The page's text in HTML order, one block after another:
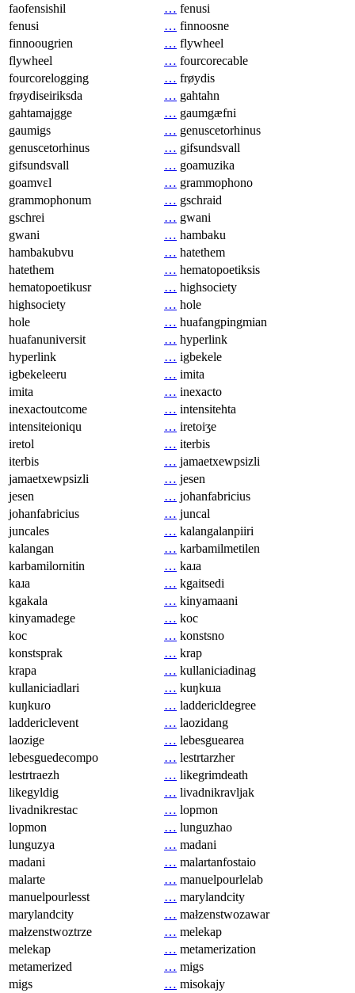
faofensishil
… fenusi
fenusi
… finnoosne
finnoougrien
… flywheel
flywheel
… fourcorecable
fourcorelogging
… frøydis
frøydiseiriksda
… gahtahn
gahtamajgge
… gaumgæfni
gaumigs
… genuscetorhinus
genuscetorhinus
… gifsundsvall
gifsundsvall
… goamuzika
goamvɛl
… grammophono
grammophonum
… gschraid
gschrei
… gwani
gwani
… hambaku
hambakubvu
… hatethem
hatethem
… hematopoetiksis
hematopoetikusr
… highsociety
highsociety
… hole
hole
… huafangpingmian
huafanuniversit
… hyperlink
hyperlink
… igbekele
igbekeleeru
… imita
imita
… inexacto
inexactoutcome
… intensitehta
intensiteioniqu
… iretoiʒe
iretol
… iterbis
iterbis
… jamaetxewpsizli
jamaetxewpsizli
… jesen
jesen
… johanfabricius
johanfabricius
… juncal
juncales
… kalangalanpiiri
kalangan
… karbamilmetilen
karbamilornitin
… kaɹa
kaɹa
… kgaitsedi
kgakala
… kinyamaani
kinyamadege
… koc
koc
… konstsno
konstsprak
… krap
krapa
… kullaniciadinag
kullaniciadlari
… kuŋkuɹa
kuŋkuɾo
… laddericldegree
laddericlevent
… laozidang
laozige
… lebesguearea
lebesguedecompo
… lestrtarzher
lestrtraezh
… likegrimdeath
likegyldig
… livadnikravljak
livadnikrestac
… lopmon
lopmon
… lunguzhao
lunguzya
… madani
madani
… malartanfostaio
malarte
… manuelpourlelab
manuelpourlesst
… marylandcity
marylandcity
… małzenstwozawar
małzenstwoztrze
… melekap
melekap
… metamerization
metamerized
… migs
migs
… misokajy